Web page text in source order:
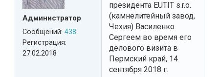
Администратор
Сообщений: 438
Регистрация:
27.02.2018
президента EUTIT s.r.o.
(камнелитейный завод,
Чехия) Василенко
Сергеем во время его
делового визита в
Пермский край, 14
сентября 2018 г.